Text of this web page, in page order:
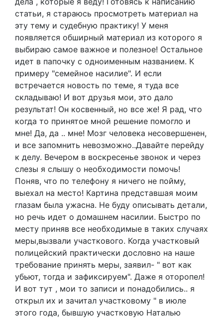
статьи, я стараюсь просмотреть материал на
эту тему и судебную практику! У меня
появляется обширный материал из которого я
выбираю самое важное и полезное! Остальное
идет в папочку с одноименным названием. К
примеру "семейное насилие". И если
встречается новость по теме, я туда все
складываю! И вот друзья мои, это дало
результат! Он косвенный, но все же! Я рад, что
когда то принятое мной решение помогло и
мне! Да, да .. мне! Мозг человека несовершенен,
и все запомнить невозможно..Давайте перейду
к делу. Вечером в воскресенье звонок и через
слезы я слышу о необходимости помочь!
Поняв, что по телефону я ничего не пойму,
выехал на место! Картина представшая моим
глазам была ужасна. Не буду описывать детали,
но речь идет о домашнем насилии. Быстро по
месту приняв все необходимые в таких случаях
меры,вызвали участкового. Когда участковый
полицейский практически дословно на наше
требование принять меры, заявил- " вот как
убьют, тогда и зафиксируем". Даже я оторопел!
И вот тут , мои то записи и понадобились.. я
открыл их и зачитал участковому " в июле
этого года, бывшую участковую Наталью